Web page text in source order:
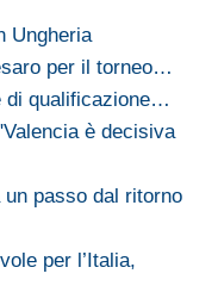
Ungheria
per il torneo…
di qualificazione…
è decisiva
passo dal ritorno
per l’Italia,